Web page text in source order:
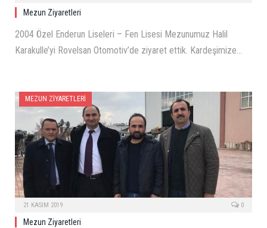
Mezun Ziyaretleri
2004 Özel Enderun Liseleri – Fen Lisesi Mezunumuz Halil
Karakulle’yi Rovelsan Otomotiv’de ziyaret ettik. Kardeşimize…
MEZUN ZIYARETLERI
21 KASIM 2019 0
Mezun Ziyaretleri